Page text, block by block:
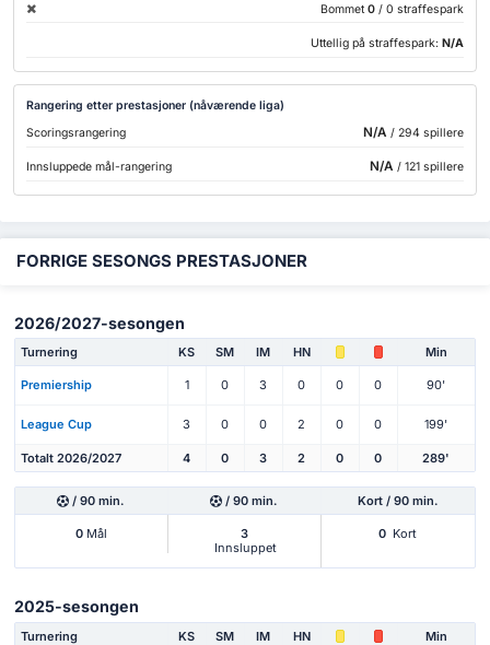
Bommet 0 / 0 straffespark
Uttellig på straffespark: N/A
Rangering etter prestasjoner (nåværende liga)
Scoringsrangering
N/A / 294 spillere
Innsluppede mål-rangering N/A / 121 spillere
FORRIGE SESONGS PRESTASJONER
2026/2027-sesongen
Turnering KS SM IM HN Min
Premiership 1 0 3 0 0 0 90'
League Cup 3 0 0 2 0 0 199'
Totalt 2026/2027 4 0 3 2 0 0 289'
/ 90 min. / 90 min. Kort / 90 min.
0Mål
3
Innsluppet
0 Kort
2025-sesongen
Turnering KS SM IM HN Min